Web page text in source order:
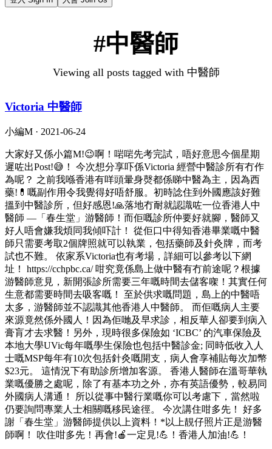
#中醫師
Viewing all posts tagged with 中醫師
Victoria 中醫師
小編M · 2021-06-24
大家好又係小篇M!😉啊！啱啱先考完試，唔好意思今個星期
遲咗出Post!😅！ 今次想分享吓係Victoria 經營中醫診所有冇作
為呢？ 之前我喺香港有咩頭暈身㷫都係睇中醫為主，因為西
藥!💊嘅副作用令我覺得好唔舒服。初時諗住到外國應該好難
搵到中醫診所，但好感恩!🙏落地冇耐就認識咗一位香港人中
醫師 —「春生堂」游醫師！而佢嘅診所仲要好就腳，醫師又
好人唔會嫌我煩同我傾吓計！ 從佢口中得知香港畢業嘅中醫
師只需要考取2個牌照就可以執業，包括藥師及針灸牌，而考
試也不難。 依家系Victoria也有考場，詳細可以參考以下網
址！ https://cchpbc.ca/ 咁究竟係島上做中醫有冇前途呢？根據
游醫師意見，新開張診所需要三年嘅時間去儲客㗎！其實任何
生意都需要時間去吸客嘅！ 至於供求嘅問題，島上的中醫唔
太多，游醫師並不認識其他香港人中醫師。 而佢嘅病人主要
來源竟然係外國人！因為佢哋及早求診，相反華人卻要到病入
膏肓才去求醫！另外，現時很多保險如 ‘ICBC’ 的汽車保險及
本地大學UVic每年嘅學生保險也包括中醫診金; 同時低收入人
士嘅MSP每年有10次包括針灸嘅開支，病人會享補貼每次加幣
$23元。 這情況下有助診所增加客源。 香港人醫師在溫哥華執
業嘅優勝之處呢，除了有基本功之外，亦有英語優勢，較易同
外國病人溝通！ 所以從事中醫行業嘅你可以考慮下，當然啦
仍要詢問專業人士相關嘅移民途徑。 今次講住咁多先！ 好多
謝「春生堂」游醫師提供以上資料！*以上靚仔照片正是游醫
師啊！ 吹住咁多先！再會!🍎一定見!💪！香港人加油!💪！